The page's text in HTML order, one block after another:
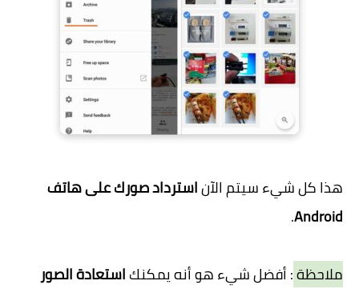
هذا كل شيء سيتم الآناسترداد صورك على هاتف
Android
.
ملاحظة: أفضل شيء هو أنه يمكنكاستعادة الصور